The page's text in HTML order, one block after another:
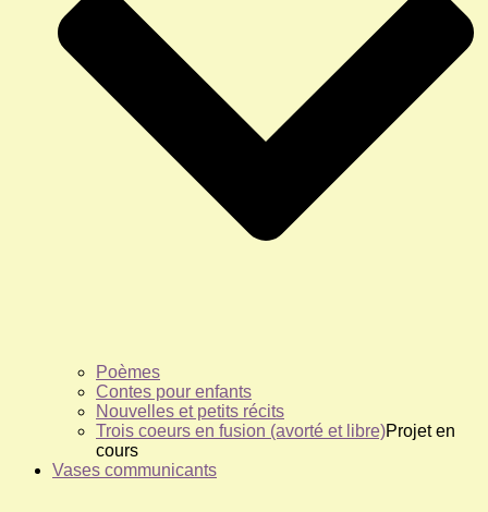
Poèmes
Contes pour enfants
Nouvelles et petits récits
Trois coeurs en fusion (avorté et libre)Projet en
cours
Vases communicants